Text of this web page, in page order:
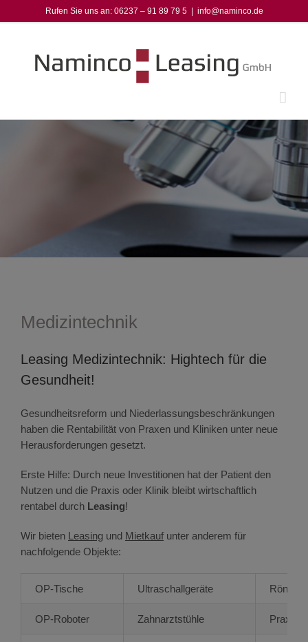
Inhalt
Rufen Sie uns an: 06237 – 91 89 79 5 info@naminco.de
Medizintechnik
Leasing Medizintechnik: Hightech für die
Gesundheit!
Gesundheitsreform und Niederlassungsbeschränkungen
haben die Rentabilität von Praxen und Kliniken unter neue
Herausforderungen gesetzt.
Erste Hilfe: Durch neue Investitionen hat der Patient den
Nutzen und die Praxis oder Klinik bleibt wirtschaftlich
rentabel durch Leasing!
Wir bieten Leasingund Mietkaufunter anderem für
nachfolgende Objekte:
OP-Tische Ultraschallgeräte
OP-Roboter Zahnarztstühle